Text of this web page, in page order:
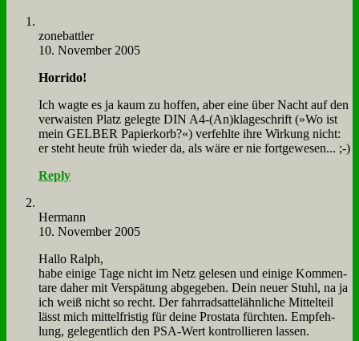
zone­batt­ler
10. November 2005
Hor­ri­do!
Ich wag­te es ja kaum zu hof­fen, aber ei­ne über Nacht auf den
ver­wai­sten Platz ge­leg­te DIN A4-(An)klageschrift (»Wo ist
mein GELBER Pa­pier­korb?«) ver­fehl­te ih­re Wir­kung nicht:
er steht heu­te früh wie­der da, als wä­re er nie fort­ge­we­sen... ;-)
Reply
Her­mann
10. November 2005
Hal­lo Ralph,
ha­be ei­ni­ge Ta­ge nicht im Netz ge­le­sen und ei­ni­ge Kom­men­
ta­re da­her mit Ver­spä­tung ab­ge­ge­ben. Dein neu­er Stuhl, na ja
ich weiß nicht so recht. Der fahr­rad­sat­tel­ähn­li­che Mit­tel­teil
lässt mich mit­tel­fri­stig für dei­ne Pro­sta­ta fürch­ten. Emp­feh­
lung, ge­le­gent­lich den PSA-Wert kon­trol­lie­ren las­sen.